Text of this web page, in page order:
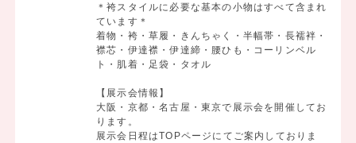
＊袴スタイルに必要な基本の小物はすべて含まれ
ています＊
着物・袴・草履・きんちゃく・半幅帯・長襦袢・
襟芯・伊達襟・伊達締・腰ひも・コーリンベル
ト・肌着・足袋・タオル
【展示会情報】
大阪・京都・名古屋・東京で展示会を開催してお
ります。
展示会日程はTOPページにてご案内しておりま